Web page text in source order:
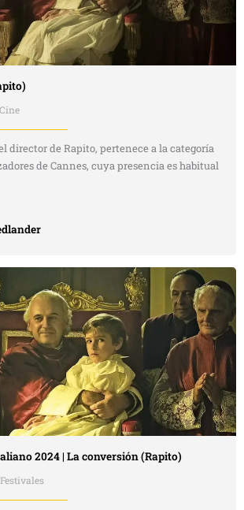
Cine
director de Rapito, pertenece a la categoría
de Cannes, cuya presencia es habitual
2024 | La conversión (Rapito)
Festivales